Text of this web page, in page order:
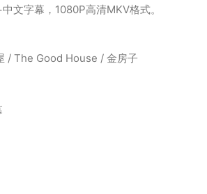
文字幕，1080P高清MKV格式。
/ The Good House / 金房子